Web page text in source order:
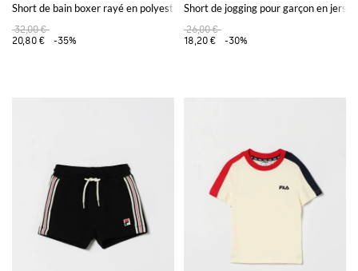
Short de bain boxer rayé en polyester pour garçon avec logo lettrage
32,00 €
20,80 €
-35%
Short de jogging pour garçon en
26,00 €
18,20 €
-30%